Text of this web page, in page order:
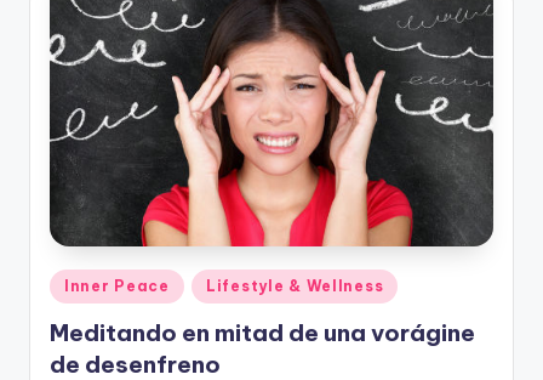
Posted
in
Inner Peace Lifestyle & Wellness
Meditando en mitad de una vorágine
de desenfreno